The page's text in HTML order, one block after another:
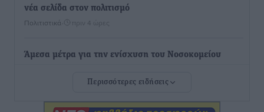
νέα σελίδα στον πολιτισμό
Πολιτιστικά πριν 4 ώρες
Άμεσα μέτρα για την ενίσχυση του Νοσοκομείου
ανακοίνωσε ο Άδωνις Γεωργιάδης
Περισσότερες ειδήσεις